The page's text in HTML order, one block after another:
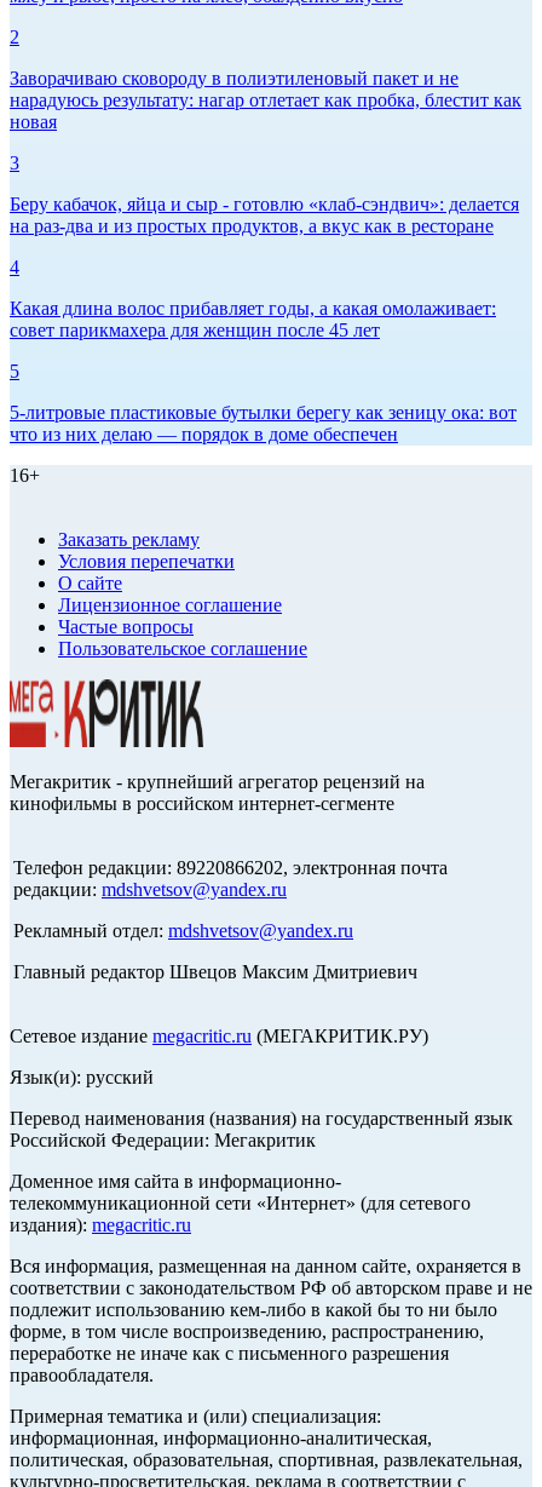
2
Заворачиваю сковороду в полиэтиленовый пакет и не
нарадуюсь результату: нагар отлетает как пробка, блестит как
новая
3
Беру кабачок, яйца и сыр - готовлю «клаб-сэндвич»: делается
на раз-два и из простых продуктов, а вкус как в ресторане
4
Какая длина волос прибавляет годы, а какая омолаживает:
совет парикмахера для женщин после 45 лет
5
5-литровые пластиковые бутылки берегу как зеницу ока: вот
что из них делаю — порядок в доме обеспечен
16+
Заказать рекламу
Условия перепечатки
О сайте
Лицензионное соглашение
Частые вопросы
Пользовательское соглашение
Мегакритик - крупнейший агрегатор рецензий на
кинофильмы в российском интернет-сегменте
Телефон редакции: 89220866202, электронная почта
редакции: mdshvetsov@yandex.ru
Рекламный отдел: mdshvetsov@yandex.ru
Главный редактор Швецов Максим Дмитриевич
Сетевое издание megacritic.ru (МЕГАКРИТИК.РУ)
Язык(и): русский
Перевод наименования (названия) на государственный язык
Российской Федерации: Мегакритик
Доменное имя сайта в информационно-
телекоммуникационной сети «Интернет» (для сетевого
издания): megacritic.ru
Вся информация, размещенная на данном сайте, охраняется в
соответствии с законодательством РФ об авторском праве и не
подлежит использованию кем-либо в какой бы то ни было
форме, в том числе воспроизведению, распространению,
переработке не иначе как с письменного разрешения
правообладателя.
Примерная тематика и (или) специализация:
информационная, информационно-аналитическая,
политическая, образовательная, спортивная, развлекательная,
культурно-просветительская, реклама в соответствии с